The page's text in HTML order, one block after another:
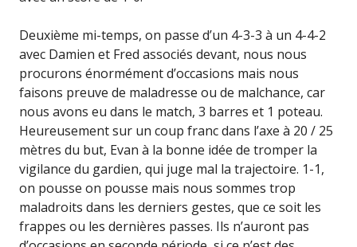
Deuxième mi-temps, on passe d’un 4-3-3 à un 4-4-2
avec Damien et Fred associés devant, nous nous
procurons énormément d’occasions mais nous
faisons preuve de maladresse ou de malchance, car
nous avons eu dans le match, 3 barres et 1 poteau.
Heureusement sur un coup franc dans l’axe à 20 / 25
mètres du but, Evan à la bonne idée de tromper la
vigilance du gardien, qui juge mal la trajectoire. 1-1,
on pousse on pousse mais nous sommes trop
maladroits dans les derniers gestes, que ce soit les
frappes ou les dernières passes. Ils n’auront pas